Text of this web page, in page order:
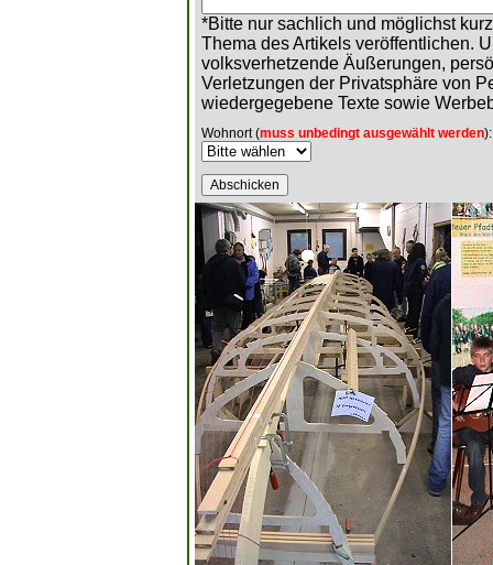
*Bitte nur sachlich und möglichst
Thema des Artikels veröffentlichen.
volksverhetzende Äußerungen,
Verletzungen der Privatsphäre von
wiedergegebene Texte sowie
Wohnort (muss unbedingt ausgewählt werden):